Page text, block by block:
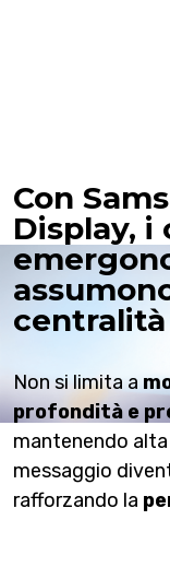
Con
Display,
centralità
Non si limita a
profondità e
mantenendo alta
messaggio
rafforzando la